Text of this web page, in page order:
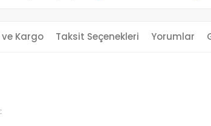
Kargo Taksit Seçenekleri Yorumlar